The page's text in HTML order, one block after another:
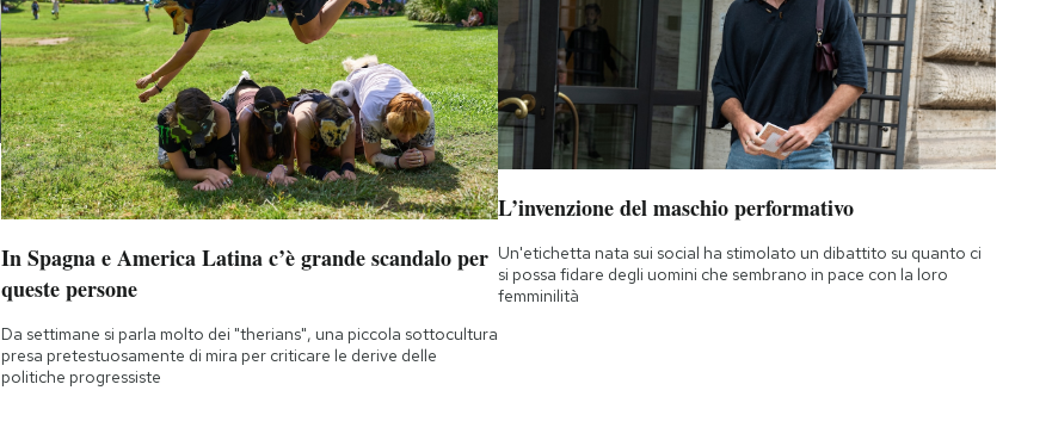
In Spagna e America Latina c’è grande scandalo per
queste persone
Da settimane si parla molto dei "therians", una piccola sottocultura
presa pretestuosamente di mira per criticare le derive delle
politiche progressiste
L’invenzione del maschio performativo
Un'etichetta nata sui social ha stimolato un dibattito su quanto ci
si possa fidare degli uomini che sembrano in pace con la loro
femminilità